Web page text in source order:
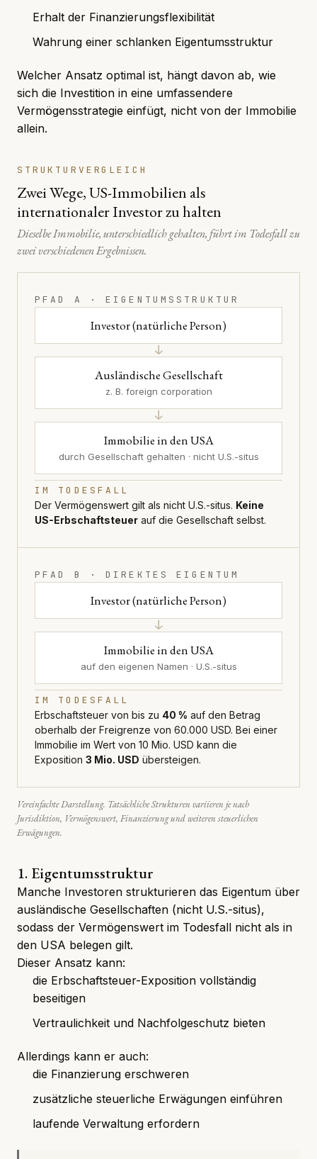
Erhalt der Finanzierungsflexibilität
Wahrung einer schlanken Eigentumsstruktur
Welcher Ansatz optimal ist, hängt davon ab, wie
sich die Investition in eine umfassendere
Vermögensstrategie einfügt, nicht von der Immobilie
allein.
STRUKTURVERGLEICH
Zwei Wege, US-Immobilien als
internationaler Investor zu halten
Dieselbe Immobilie, unterschiedlich gehalten, führt im Todesfall zu
zwei verschiedenen Ergebnissen.
PFAD A · EIGENTUMSSTRUKTUR
Investor (natürliche Person)
↓
Ausländische Gesellschaft
z. B. foreign corporation
↓
Immobilie in den USA
durch Gesellschaft gehalten · nicht U.S.-situs
IM TODESFALL
Der Vermögenswert gilt als nicht U.S.-situs. Keine
US-Erbschaftsteuer auf die Gesellschaft selbst.
PFAD B · DIREKTES EIGENTUM
Investor (natürliche Person)
↓
Immobilie in den USA
auf den eigenen Namen · U.S.-situs
IM TODESFALL
Erbschaftsteuer von bis zu 40 % auf den Betrag
oberhalb der Freigrenze von 60.000 USD. Bei einer
Immobilie im Wert von 10 Mio. USD kann die
Exposition 3 Mio. USD übersteigen.
Vereinfachte Darstellung. Tatsächliche Strukturen variieren je nach
Jurisdiktion, Vermögenswert, Finanzierung und weiteren steuerlichen
Erwägungen.
1. Eigentumsstruktur
Manche Investoren strukturieren das Eigentum über
ausländische Gesellschaften (nicht U.S.-situs),
sodass der Vermögenswert im Todesfall nicht als in
den USA belegen gilt.
Dieser Ansatz kann:
die Erbschaftsteuer-Exposition vollständig
beseitigen
Vertraulichkeit und Nachfolgeschutz bieten
Allerdings kann er auch:
die Finanzierung erschweren
zusätzliche steuerliche Erwägungen einführen
laufende Verwaltung erfordern